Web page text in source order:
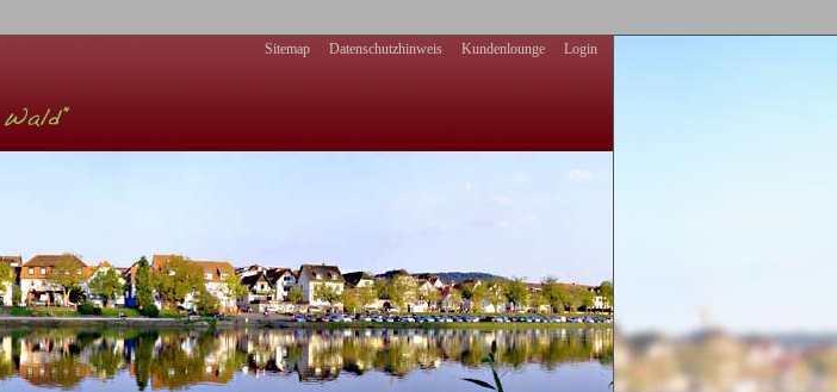
Sitemap Datenschutzhinweis Kundenlounge Login